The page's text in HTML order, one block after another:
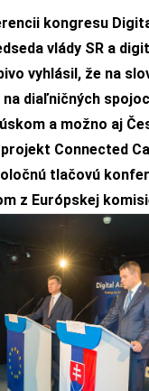
kongresu
vlády SR a
vyhlásil, že na
diaľničných
a možno aj
Connected
tlačovú
z Európskej